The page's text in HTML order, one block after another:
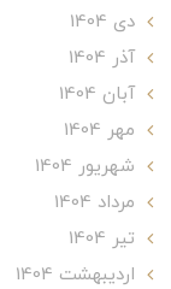
دی 1404
آذر 1404
آبان 1404
مهر 1404
شهریور 1404
مرداد 1404
تير 1404
ارديبهشت 1404